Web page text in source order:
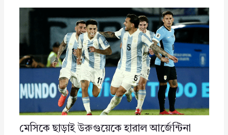
মেসিকে ছাড়াই উরুগুয়েকে হারাল আর্জেন্টিনা